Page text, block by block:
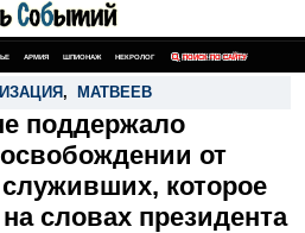
АРМИЯ ШПИОНАЖ НЕКРОЛОГ ПОИСК ПО САЙТУ
, МАТВЕЕВ
поддержало
от
которое
словах президента